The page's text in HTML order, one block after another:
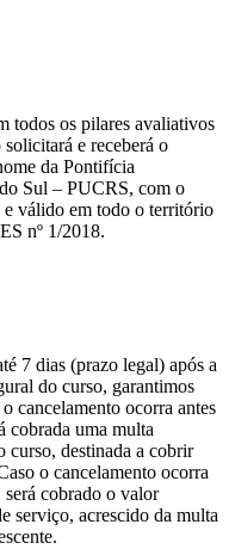
todos os pilares avaliativos
e receberá o
da Pontifícia
Sul – PUCRS, com o
válido em todo o território
nº 1/2018.
7 dias (prazo legal) após a
do curso, garantimos
cancelamento ocorra antes
cobrada uma multa
curso, destinada a cobrir
o cancelamento ocorra
cobrado o valor
serviço, acrescido da multa